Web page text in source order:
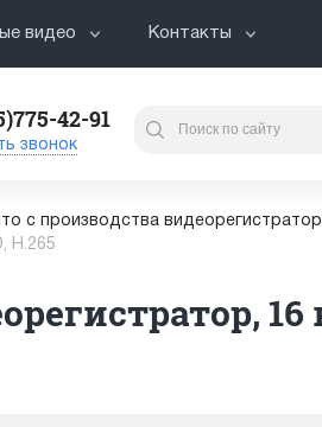
видео Контакты
42-91
звонок
с производства
H.265